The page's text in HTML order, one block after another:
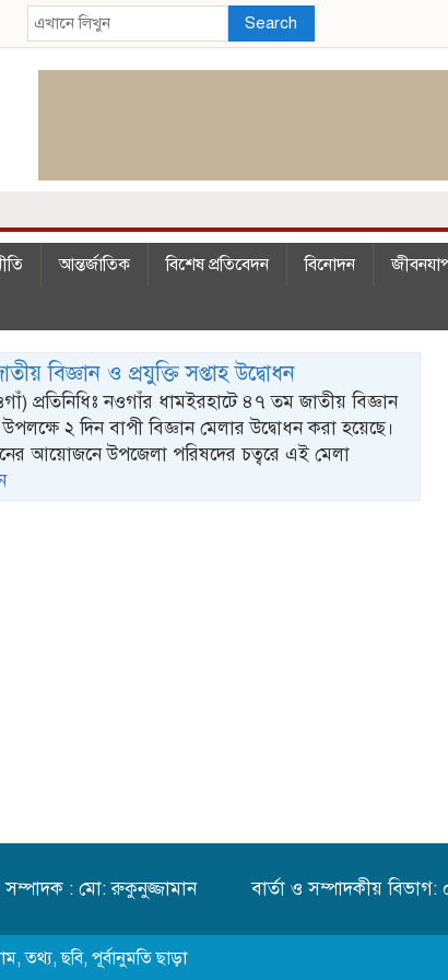
Search
আন্তর্জাতিক বিশেষ প্রতিবেদন বিনোদন
বিজ্ঞান ও প্রযুক্তি সপ্তাহ উদ্বোধন
প্রতিনিধিঃ নওগাঁর ধামইরহাটে ৪৭ তম জাতীয় বিজ্ঞান
উপলক্ষে ২ দিন বাপী বিজ্ঞান মেলার উদ্বোধন করা হয়েছে।
আয়োজনে উপজেলা পরিষদের চত্বরে এই মেলা
সম্পাদক : মো: রুকুনুজ্জামান বার্তা ও সম্পাদকীয়
তথ্য, ছবি, পূর্বানুমতি ছাড়া